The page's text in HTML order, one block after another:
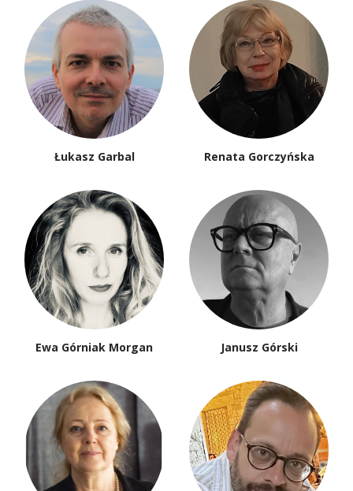
Łukasz Garbal Renata Gorczyńska
Ewa Górniak Morgan Janusz Górski